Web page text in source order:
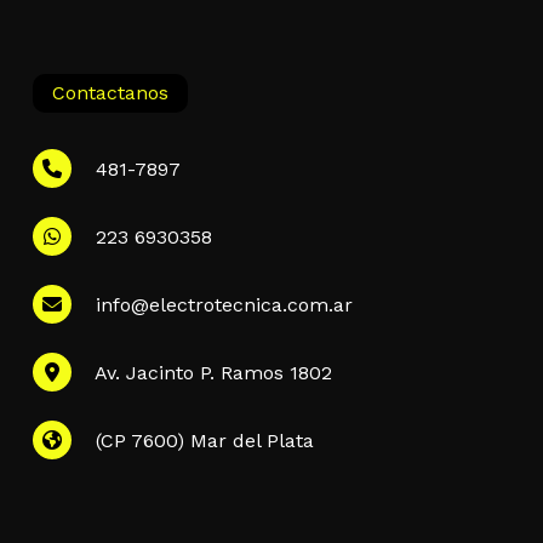
Contactanos
481-7897
223 6930358
info@electrotecnica.com.ar
Av. Jacinto P. Ramos 1802
(CP 7600) Mar del Plata
Información
QUIENES SOMOS
POLÍTICA DE PRIVACIDAD
PREGUNTAS FRECUENTES
CONTACTANOS